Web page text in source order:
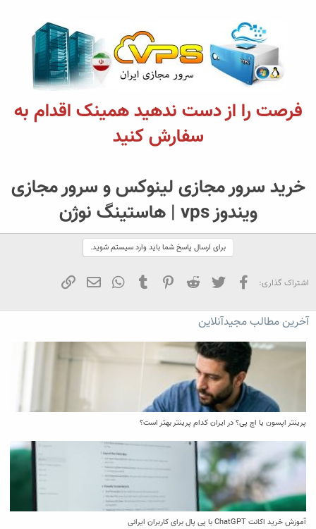
فرصت را از دست ندهید همینک اقدام به
سفارش کنید
خرید سرور مجازی لینوکس و سرور مجازی
ویندوز vps | هاستینگ نوژن
برای ارسال پاسخ شما باید وارد سیستم شوید.
اشتراک گذاری: فیسبوک تویتر Reddit
Pinterest
Tumblr
WhatsApp
ایمیل
آخرین مطالب مجیدآنلاین
پرینتر اپسون یا اچ پی؟ در ایران کدام پرینتر بهتر است؟
آموزش خرید اکانت ChatGPT با پی پال برای کاربران ایرانی